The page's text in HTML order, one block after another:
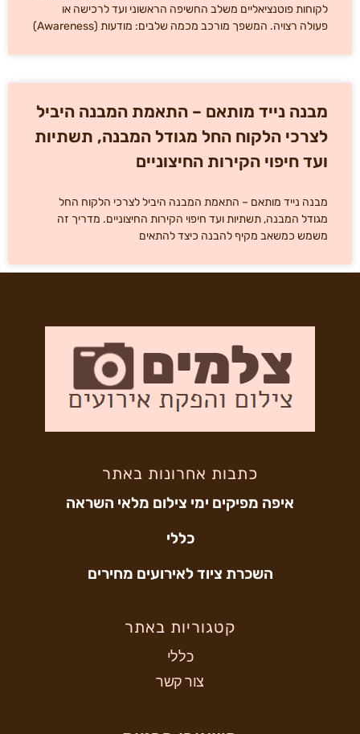
לקוחות פוטנציאליים משלב החשיפה הראשוני ועד לרכישה או
פעולה רצויה. המשפך מורכב מכמה שלבים: מודעות (Awareness)
מבנה נייד מותאם – התאמת המבנה היביל
לצרכי הלקוח החל מגודל המבנה, תשתיות
ועד חיפוי הקירות החיצוניים
מבנה נייד מותאם – התאמת המבנה היביל לצרכי הלקוח החל
מגודל המבנה, תשתיות ועד חיפוי הקירות החיצוניים. מדריך זה
משמש כמשאב מקיף להבנה כיצד להתאים
כתבות אחרונות באתר
איפה מפיקים ימי צילום מלאי השראה
כללי
השכרת ציוד לאירועים מחירים
קטגוריות באתר
כללי
צור קשר